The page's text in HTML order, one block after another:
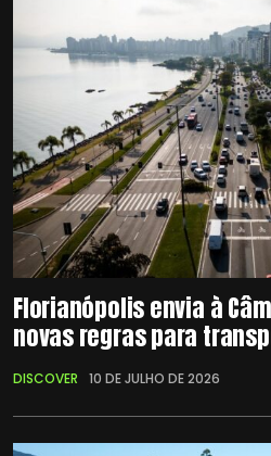
Florianópolis envia à
novas regras para
DISCOVER 10 DE JULHO DE 2026